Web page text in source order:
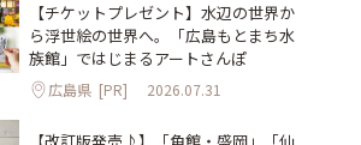
【チケットプレゼント】水辺の世界か
ら浮世絵の世界へ。「広島もとまち水
族館」ではじまるアートさんぽ
広島県 [PR] 2026.07.31
【改訂版発売♪】「角館・盛岡」「仙